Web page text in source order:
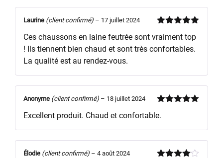
5
Laurine (client confirmé) – 17 juillet 2024
Ces chaussons en laine feutrée sont vraiment top
! Ils tiennent bien chaud et sont très confortables.
La qualité est au rendez-vous.
5
Anonyme (client confirmé) – 18 juillet 2024
Excellent produit. Chaud et confortable.
Élodie (client confirmé) – 4 août 2024